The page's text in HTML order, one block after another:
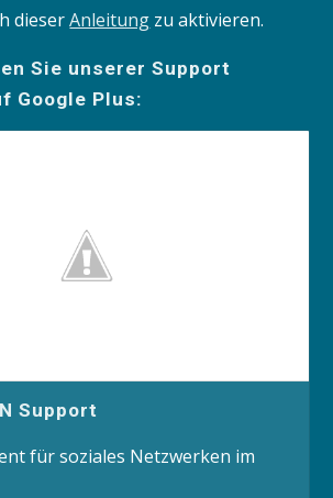
dieser Anleitung zu aktivieren.
Sie unserer Support
Google Plus:
Support
für soziales Netzwerken im